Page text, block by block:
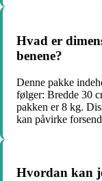
Hvad er
benene?
Denne pakke
følger: Bredde 30
pakken er 8 kg.
kan påvirke
Hvordan kan